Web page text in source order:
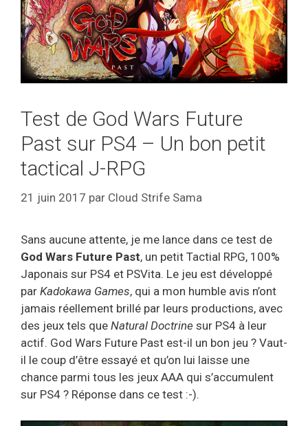
Test de God Wars Future
Past sur PS4 – Un bon petit
tactical J-RPG
21 juin 2017 par Cloud Strife Sama
Sans aucune attente, je me lance dans ce test de
God Wars Future Past, un petit Tactial RPG, 100%
Japonais sur PS4 et PSVita. Le jeu est développé
par Kadokawa Games, qui a mon humble avis n’ont
jamais réellement brillé par leurs productions, avec
des jeux tels que Natural Doctrine sur PS4 à leur
actif. God Wars Future Past est-il un bon jeu ? Vaut-
il le coup d’être essayé et qu’on lui laisse une
chance parmi tous les jeux AAA qui s’accumulent
sur PS4 ? Réponse dans ce test :-).